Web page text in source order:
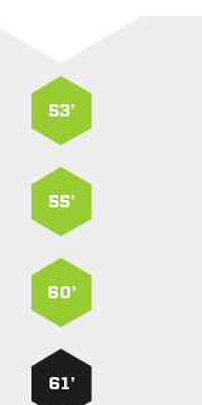
53’
55’
60’
61’